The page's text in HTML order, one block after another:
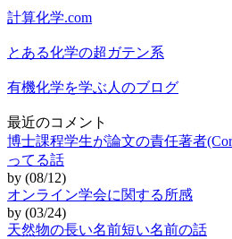
計算化学.com
とある化学の超ガテン系
有機化学を学ぶ人のブログ
最近のコメント
博士課程学生が論文の責任著者
ってる話
by (08/12)
オンライン学会に関する所感
by (03/24)
天然物の長い名前短い名前の話